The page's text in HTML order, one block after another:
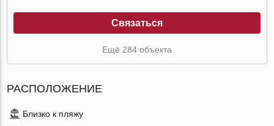
Связаться
Ещё 284 объекта
РАСПОЛОЖЕНИЕ
Близко к пляжу